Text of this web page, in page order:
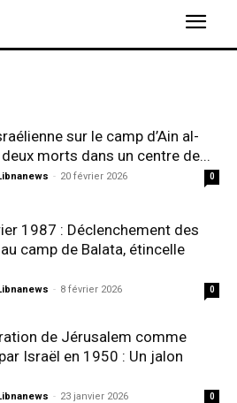
sur le camp d’Ain al-
deux morts dans un centre de...
- 20 février 2026 0
1987 : Déclenchement des
camp de Balata, étincelle
- 8 février 2026 0
de Jérusalem comme
Israël en 1950 : Un jalon
- 23 janvier 2026 0